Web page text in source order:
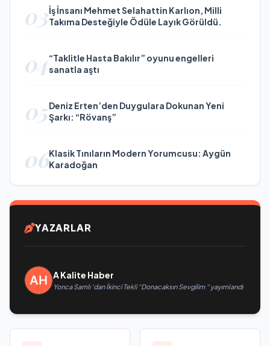
03İş İnsanı Mehmet Selahattin Karlıon, Milli
Takıma Desteğiyle Ödüle Layık Görüldü.
04“Taklitle Hasta Bakılır” oyunu engelleri
sanatla aştı
05Deniz Erten’den Duygulara Dokunan Yeni
Şarkı: “Rövanş”
06Klasik Tınıların Modern Yorumcusu: Aygün
Karadoğan
YAZARLAR
A Kalite Haber
Yonca Samlı ‘dan İkinci Tekli “Donacaksın Sevgilim “ yayımlandı